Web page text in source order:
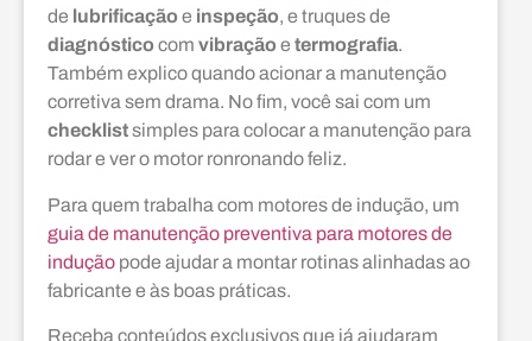
de lubrificação e inspeção, e truques de
diagnóstico com vibração e termografia.
Também explico quando acionar a manutenção
corretiva sem drama. No fim, você sai com um
checklistsimples para colocar a manutenção para
rodar e ver o motor ronronando feliz.
Para quem trabalha com motores de indução, um
guia de manutenção preventiva para motores de
indução pode ajudar a montar rotinas alinhadas ao
fabricante e às boas práticas.
Receba conteúdos exclusivos que já ajudaram